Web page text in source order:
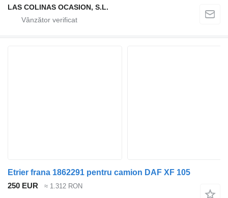
LAS COLINAS OCASION, S.L.
Etrier frana 1862291 pentru camion DAF XF 105
250 EUR
≈ 1.312 RON